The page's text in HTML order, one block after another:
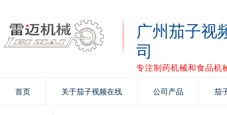
广州茄子视
司
专注制药机械和食品机
首页 关于茄子视频在线 公司产品 茄